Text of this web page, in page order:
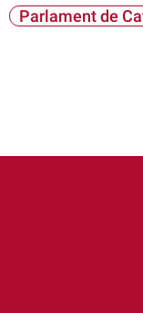
Parlament de